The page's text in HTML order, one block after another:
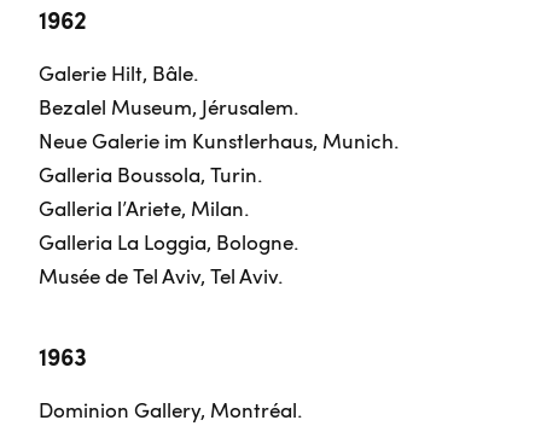
1962
Galerie Hilt, Bâle.
Bezalel Museum, Jérusalem.
Neue Galerie im Kunstlerhaus, Munich.
Galleria Boussola, Turin.
Galleria l’Ariete, Milan.
Galleria La Loggia, Bologne.
Musée de Tel Aviv, Tel Aviv.
1963
Dominion Gallery, Montréal.